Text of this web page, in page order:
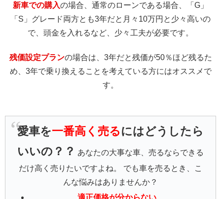
新車での購入の場合、通常のローンである場合、「G」
「S」グレード両方とも3年だと月々10万円と少々高いの
で、頭金を入れるなど、少々工夫が必要です。
残価設定プランの場合は、3年だと残価が50％ほど残るた
め、3年で乗り換えることを考えている方にはオススメで
す。
愛車を一番高く売るにはどうしたら
いいの？？ あなたの大事な車、売るならできる
だけ高く売りたいですよね。 でも車を売るとき、こ
んな悩みはありませんか？